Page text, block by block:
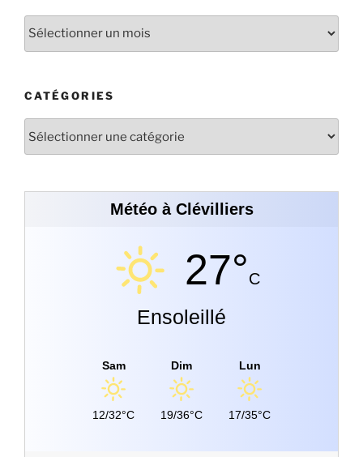
CATÉGORIES
Météo à Clévilliers
27°C
Ensoleillé
Sam
12/32°C
Dim
19/36°C
Lun
17/35°C